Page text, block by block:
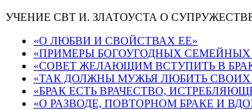
УЧЕНИЕ СВТ И. ЗЛАТОУСТА О
«О ЛЮБВИ И СВОЙСТВАХ ЕЕ»
«ПРИМЕРЫ БОГОУГОДНЫХ
«СОВЕТ ЖЕЛАЮЩИМ ВСТУПИТЬ В
«ТАК ДОЛЖНЫ МУЖЬЯ ЛЮБИТЬ
«БРАК ЕСТЬ ВРАЧЕСТВО,
«О РАЗВОДЕ, ПОВТОРНОМ БРАКЕ И